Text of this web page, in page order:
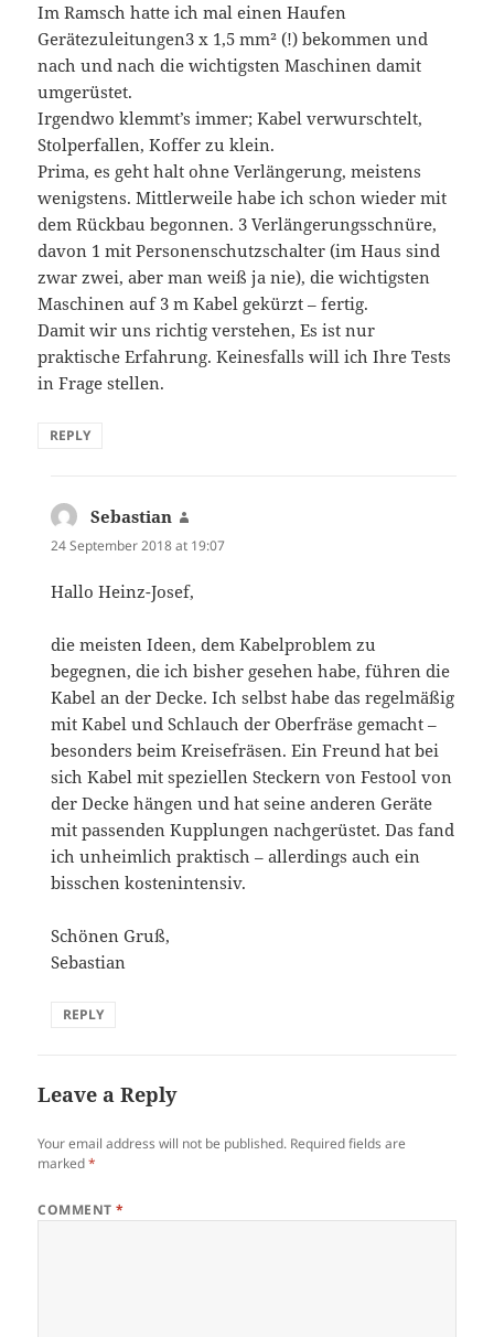
Im Ramsch hatte ich mal einen Haufen
Gerätezuleitungen3 x 1,5 mm² (!) bekommen und
nach und nach die wichtigsten Maschinen damit
umgerüstet.
Irgendwo klemmt’s immer; Kabel verwurschtelt,
Stolperfallen, Koffer zu klein.
Prima, es geht halt ohne Verlängerung, meistens
wenigstens. Mittlerweile habe ich schon wieder mit
dem Rückbau begonnen. 3 Verlängerungsschnüre,
davon 1 mit Personenschutzschalter (im Haus sind
zwar zwei, aber man weiß ja nie), die wichtigsten
Maschinen auf 3 m Kabel gekürzt – fertig.
Damit wir uns richtig verstehen, Es ist nur
praktische Erfahrung. Keinesfalls will ich Ihre Tests
in Frage stellen.
REPLY
Sebastian
24 September 2018 at 19:07
Hallo Heinz-Josef,
die meisten Ideen, dem Kabelproblem zu
begegnen, die ich bisher gesehen habe, führen die
Kabel an der Decke. Ich selbst habe das regelmäßig
mit Kabel und Schlauch der Oberfräse gemacht –
besonders beim Kreisefräsen. Ein Freund hat bei
sich Kabel mit speziellen Steckern von Festool von
der Decke hängen und hat seine anderen Geräte
mit passenden Kupplungen nachgerüstet. Das fand
ich unheimlich praktisch – allerdings auch ein
bisschen kostenintensiv.
Schönen Gruß,
Sebastian
REPLY
Leave a Reply
Your email address will not be published. Required fields are
marked*
COMMENT*